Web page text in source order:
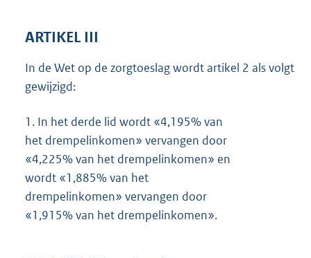
ARTIKEL III
In de Wet op de zorgtoeslag wordt artikel 2 als volgt
gewijzigd:
1. In het derde lid wordt «4,195% van
het drempelinkomen» vervangen door
«4,225% van het drempelinkomen» en
wordt «1,885% van het
drempelinkomen» vervangen door
«1,915% van het drempelinkomen».